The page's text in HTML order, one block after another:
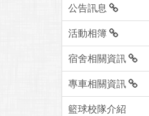
公告訊息
活動相簿
宿舍相關資訊
專車相關資訊
籃球校隊介紹